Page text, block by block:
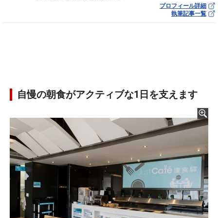
プロフィール詳細
執筆記事一覧
自慢の朝食がアクティブな1日を支えます